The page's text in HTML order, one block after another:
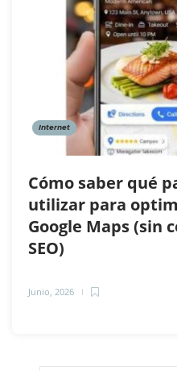
Internet
Cómo saber qué
utilizar para
Google Maps (sin
SEO)
Junio, 2026